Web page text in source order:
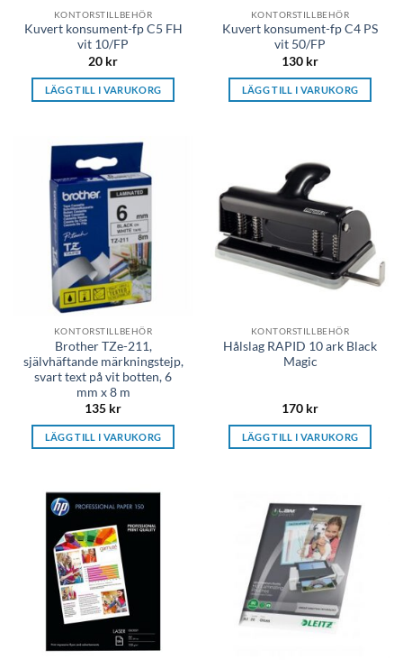
KONTORSTILLBEHÖR
Kuvert konsument-fp C5 FH
vit 10/FP
20 kr
LÄGG TILL I VARUKORG
KONTORSTILLBEHÖR
Kuvert konsument-fp C4 PS
vit 50/FP
130 kr
LÄGG TILL I VARUKORG
KONTORSTILLBEHÖR
Brother TZe-211,
självhäftande märkningstejp,
svart text på vit botten, 6
mm x 8 m
135 kr
LÄGG TILL I VARUKORG
KONTORSTILLBEHÖR
Hålslag RAPID 10 ark Black
Magic
170 kr
LÄGG TILL I VARUKORG